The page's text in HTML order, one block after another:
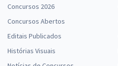
Concursos 2026
Concursos Abertos
Editais Publicados
Histórias Visuais